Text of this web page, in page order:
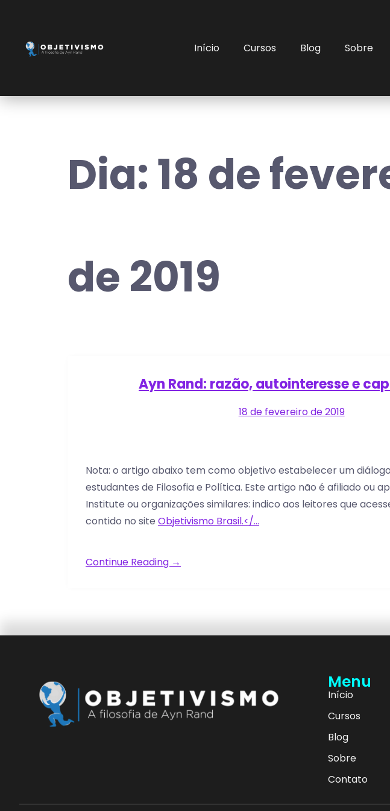
Início Cursos Blog Sobre
Dia:18 de
de 2019
Ayn Rand: razão, autointeresse e
18 de fevereiro de 2019
Nota: o artigo abaixo tem como objetivo estabelecer um
estudantes de Filosofia e Política. Este artigo não é afiliado ou
Institute ou organizações similares: indico aos leitores que
contido no site Objetivismo Brasil.</…
Continue Reading →
Menu
Início
Cursos
Blog
Sobre
Contato